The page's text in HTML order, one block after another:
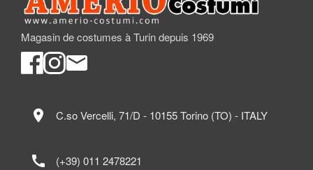
Magasin de costumes à Turin depuis 1969
location_on C.so Vercelli, 71/D - 10155 Torino (TO) - ITALY
call (+39) 011 2478221